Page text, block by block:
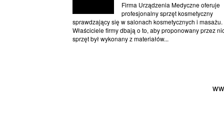
Firma Urządzenia Medyczne oferuje
profesjonalny sprzęt kosmetyczny
sprawdzający się w salonach kosmetycznych i masażu.
Właściciele firmy dbają o to, aby proponowany przez
sprzęt był wykonany z materiałów...